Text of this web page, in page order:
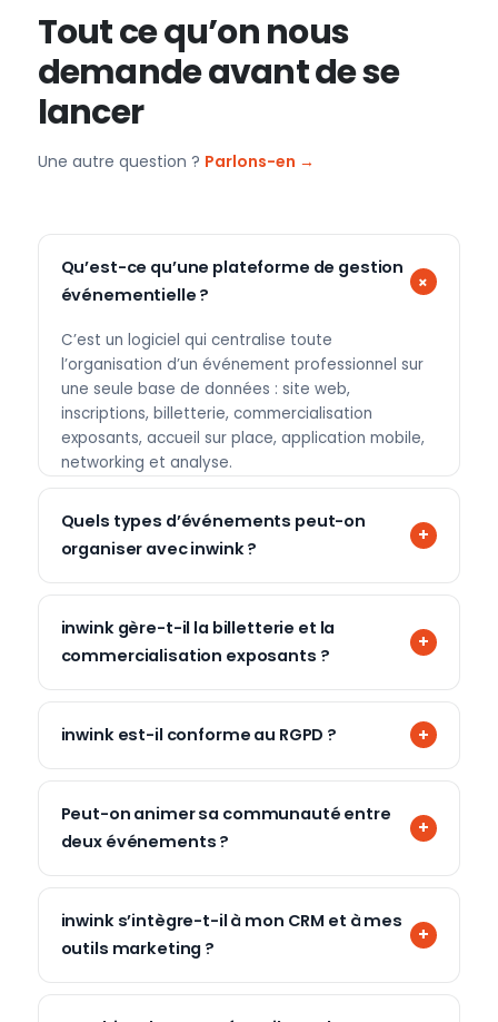
Tout ce qu’on nous
demande avant de se
lancer
Une autre question ? Parlons-en →
Qu’est-ce qu’une plateforme de gestion
événementielle ?
C’est un logiciel qui centralise toute
l’organisation d’un événement professionnel sur
une seule base de données : site web,
inscriptions, billetterie, commercialisation
exposants, accueil sur place, application mobile,
networking et analyse.
Quels types d’événements peut-on
organiser avec inwink ?
inwink gère-t-il la billetterie et la
commercialisation exposants ?
inwink est-il conforme au RGPD ?
Peut-on animer sa communauté entre
deux événements ?
inwink s’intègre-t-il à mon CRM et à mes
outils marketing ?